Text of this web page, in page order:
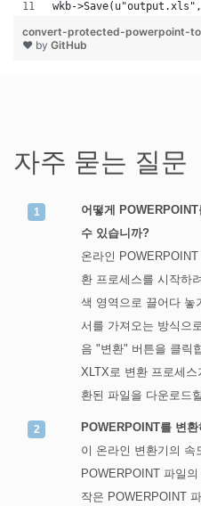
wkb-
convert-protected-powerpoint-
❤ by GitHub
자주 묻는 질문
어떻게
수 있습니까?
온라인
환 프로세스를 시작하
색 영역으로 끌어다 놓
서를 가져오는 방식으
음 "변환" 버튼을 클릭
XLTX로 변환 프로세
환된 파일을 다운로드
POWERPOINT를 변
이 온라인 변환기의 속
POWERPOINT 파일
작은 POWERPOINT